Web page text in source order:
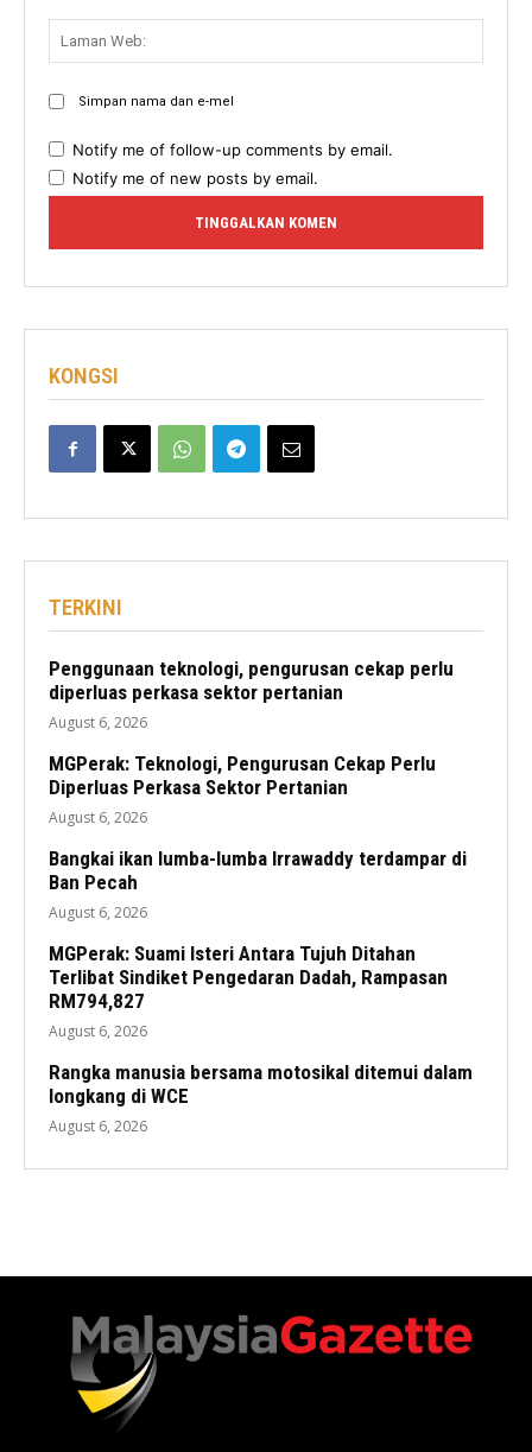
Simpan nama dan e-mel
Notify me of follow-up comments by email.
Notify me of new posts by email.
KONGSI
TERKINI
Penggunaan teknologi, pengurusan cekap perlu
diperluas perkasa sektor pertanian
August 6, 2026
MGPerak: Teknologi, Pengurusan Cekap Perlu
Diperluas Perkasa Sektor Pertanian
August 6, 2026
Bangkai ikan lumba-lumba Irrawaddy terdampar di
Ban Pecah
August 6, 2026
MGPerak: Suami Isteri Antara Tujuh Ditahan
Terlibat Sindiket Pengedaran Dadah, Rampasan
RM794,827
August 6, 2026
Rangka manusia bersama motosikal ditemui dalam
longkang di WCE
August 6, 2026